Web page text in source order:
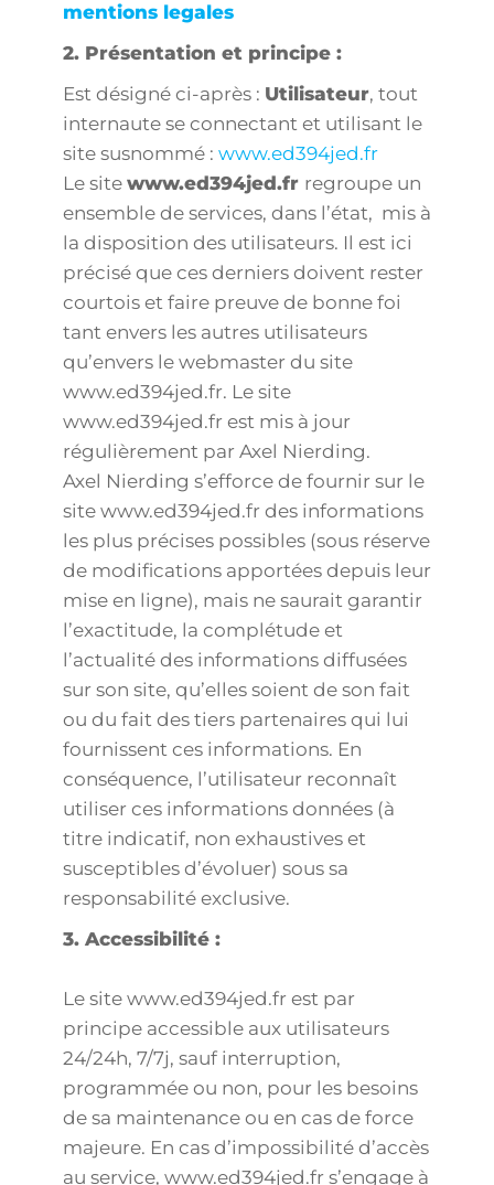
mentions legales
2. Présentation et principe :
Est désigné ci-après : Utilisateur, tout
internaute se connectant et utilisant le
site susnommé : www.ed394jed.fr
Le site www.ed394jed.fr regroupe un
ensemble de services, dans l’état, mis à
la disposition des utilisateurs. Il est ici
précisé que ces derniers doivent rester
courtois et faire preuve de bonne foi
tant envers les autres utilisateurs
qu’envers le webmaster du site
www.ed394jed.fr. Le site
www.ed394jed.fr est mis à jour
régulièrement par Axel Nierding.
Axel Nierding s’efforce de fournir sur le
site www.ed394jed.fr des informations
les plus précises possibles (sous réserve
de modifications apportées depuis leur
mise en ligne), mais ne saurait garantir
l’exactitude, la complétude et
l’actualité des informations diffusées
sur son site, qu’elles soient de son fait
ou du fait des tiers partenaires qui lui
fournissent ces informations. En
conséquence, l’utilisateur reconnaît
utiliser ces informations données (à
titre indicatif, non exhaustives et
susceptibles d’évoluer) sous sa
responsabilité exclusive.
3. Accessibilité :
Le site www.ed394jed.fr est par
principe accessible aux utilisateurs
24/24h, 7/7j, sauf interruption,
programmée ou non, pour les besoins
de sa maintenance ou en cas de force
majeure. En cas d’impossibilité d’accès
au service, www.ed394jed.fr s’engage à